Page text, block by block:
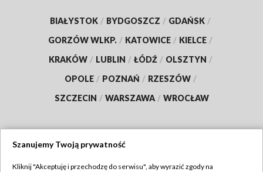
BIAŁYSTOK / BYDGOSZCZ / GDAŃSK /
GORZÓW WLKP. / KATOWICE / KIELCE /
KRAKÓW / LUBLIN / ŁÓDŹ / OLSZTYN /
OPOLE / POZNAŃ / RZESZÓW /
SZCZECIN / WARSZAWA / WROCŁAW
Szanujemy Twoją prywatność
Kliknij "Akceptuję i przechodzę do serwisu", aby wyrazić zgody na